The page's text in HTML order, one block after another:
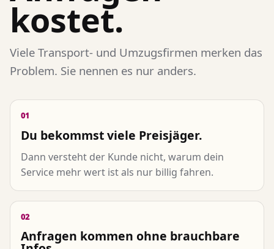
kostet.
Viele Transport- und Umzugsfirmen merken das
Problem. Sie nennen es nur anders.
01
Du bekommst viele Preisjäger.
Dann versteht der Kunde nicht, warum dein
Service mehr wert ist als nur billig fahren.
02
Anfragen kommen ohne brauchbare